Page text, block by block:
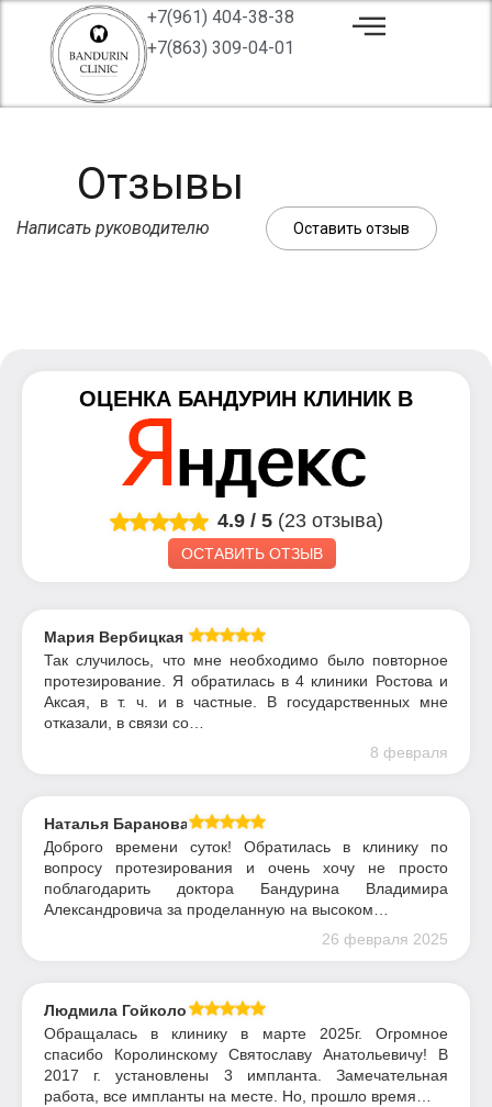
+7(961) 404-38-38
+7(863) 309-04-01
Отзывы
Написать руководителю Оставить отзыв
ОЦЕНКА БАНДУРИН КЛИНИК В
4.9 / 5 (23 отзыва)
ОСТАВИТЬ ОТЗЫВ
Мария Вербицкая
Так случилось, что мне необходимо было повторное
протезирование. Я обратилась в 4 клиники Ростова и
Аксая, в т. ч. и в частные. В государственных мне
отказали, в связи со…
8 февраля
Наталья Баранова
Доброго времени суток! Обратилась в клинику по
вопросу протезирования и очень хочу не просто
поблагодарить доктора Бандурина Владимира
Александровича за проделанную на высоком…
26 февраля 2025
Людмила Гойколова
Обращалась в клинику в марте 2025г. Огромное
спасибо Королинскому Святославу Анатольевичу! В
2017 г. установлены 3 импланта. Замечательная
работа, все импланты на месте. Но, прошло время…